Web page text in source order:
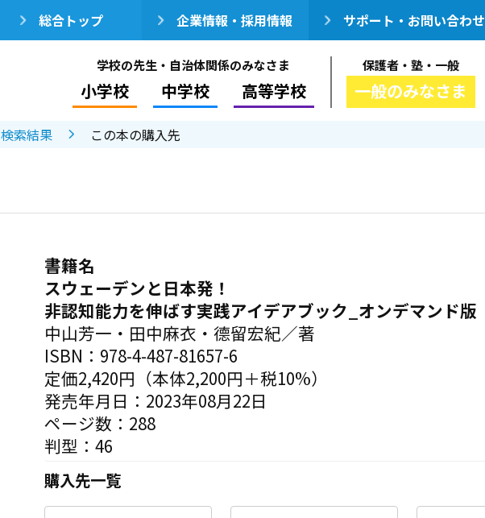
総合トップ 企業情報・採用情報 サポート・お問い合わせ
学校の先生・自治体関係のみなさま
小学校 中学校 高等学校
保護者・塾・一般
一般のみなさま
検索結果 この本の購入先
書籍名
スウェーデンと日本発！
非認知能力を伸ばす実践アイデアブック_オンデマンド版
中山芳一・田中麻衣・德留宏紀／著
ISBN：978-4-487-81657-6
定価2,420円（本体2,200円＋税10%）
発売年月日：2023年08月22日
ページ数：288
判型：46
購入先一覧